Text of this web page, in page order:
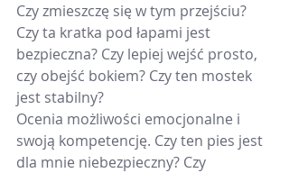
Czy zmieszczę się w tym przejściu?
Czy ta kratka pod łapami jest
bezpieczna? Czy lepiej wejść prosto,
czy obejść bokiem? Czy ten mostek
jest stabilny?
Ocenia możliwości emocjonalne i
swoją kompetencję. Czy ten pies jest
dla mnie niebezpieczny? Czy